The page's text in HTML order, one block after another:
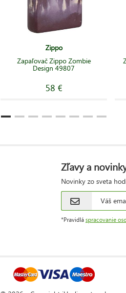
Zippo
Zapaľovač Zippo Zombie
Design 49807
58 €
Zľavy a
Novinky zo sveta
*Pravidlá spracovanie